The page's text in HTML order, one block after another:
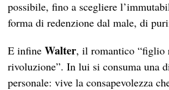
possibile, fino a scegliere
forma di redenzione dal male, di
E infineWalter, il romantico “figlio
rivoluzione”. In lui si consuma una
personale: vive la consapevolezza